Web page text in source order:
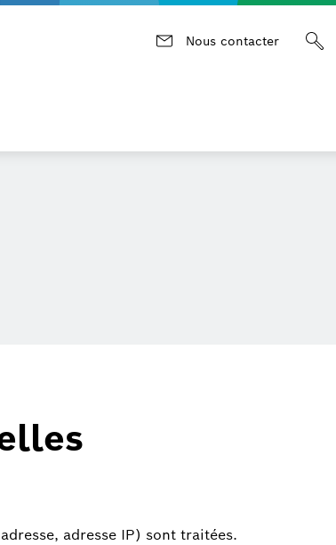
Nous contacter
adresse IP) sont traitées.